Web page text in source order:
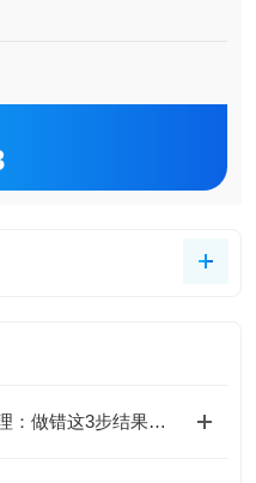
生成素、动脉粥样硬化因
属蛋白酶、脂肪因子等。
鸡ELISA试剂盒保存与有效期管理：做错这3步结果全废